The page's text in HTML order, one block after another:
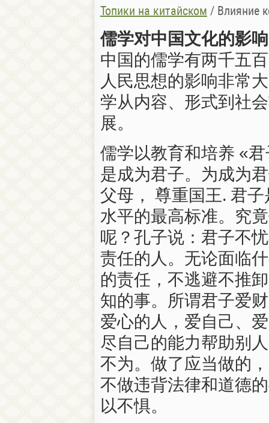
Топики на китайском / Влияние
儒学对中国文化的影响
中国的儒学有两千五
人民思想的影响非常
学从内容、形式到社
展。
儒学以教育和培养 «
是成为君子。为成为
父母， 尊重国王. 君
水平的最高标准。究
呢？孔子说：君子不
责任的人。无论面临
的责任，不逃避不推
知的事。所谓君子爱
爱心的人，爱自己、
尽自己的能力帮助别
不为。做了应当做的
不做违背法律和道德
以不惧。